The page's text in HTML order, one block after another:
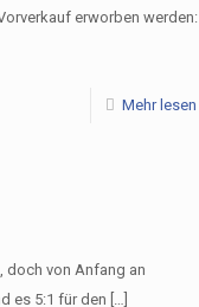
erworben werden:
Mehr lesen
doch von Anfang an
es 5:1 für den […]